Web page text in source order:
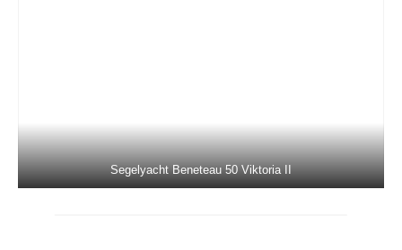
Beneteau 50 Viktoria II in Marmaris in der
TürkeiSegelyacht Beneteau 50 Viktoria II